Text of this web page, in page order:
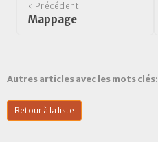
‹ Précédent
Mappage
Autres articles avec les mots clés:
Retour à la liste